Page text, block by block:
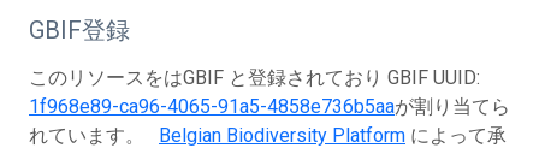
GBIF登録
このリソースをはGBIF と登録されており GBIF UUID:
1f968e89-ca96-4065-91a5-4858e736b5aaが割り当てら
れています。 Belgian Biodiversity Platform によって承